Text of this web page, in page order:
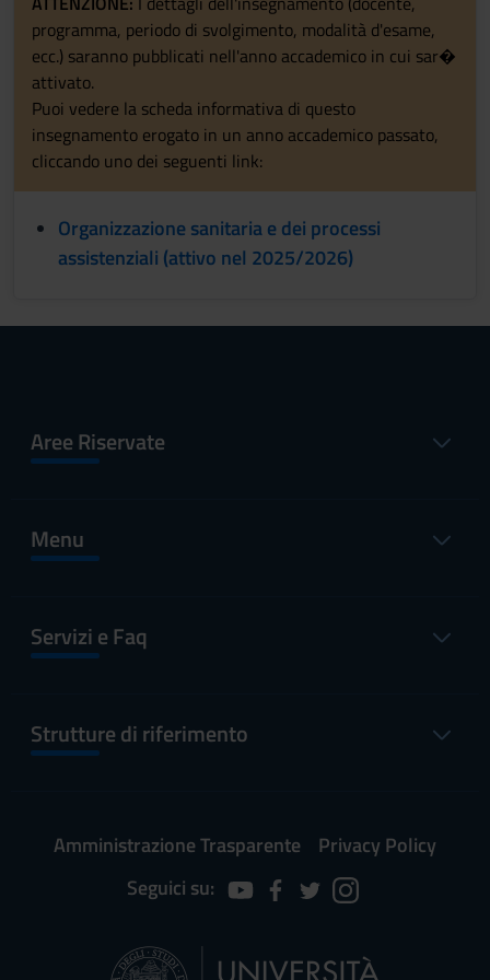
programma, periodo di svolgimento, modalità d'esame,
ecc.) saranno pubblicati nell'anno accademico in cui sar�
attivato.
Puoi vedere la scheda informativa di questo
insegnamento erogato in un anno accademico passato,
cliccando uno dei seguenti link:
Organizzazione sanitaria e dei processi
assistenziali (attivo nel 2025/2026)
Aree Riservate
Menu
Servizi e Faq
Strutture di riferimento
Amministrazione Trasparente
Privacy Policy
Seguici su: